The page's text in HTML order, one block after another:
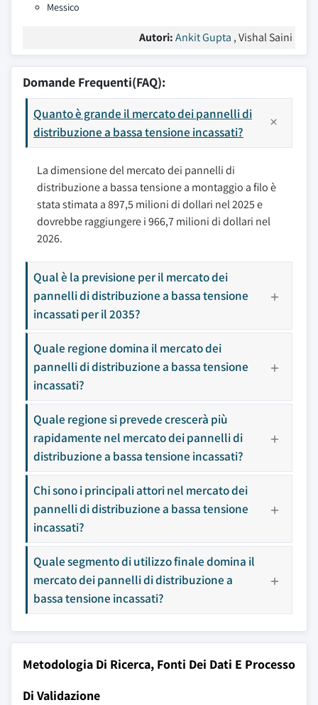
Messico
Autori:Ankit Gupta , Vishal Saini
Domande Frequenti(FAQ):
Quanto è grande il mercato dei pannelli di
distribuzione a bassa tensione incassati?
La dimensione del mercato dei pannelli di
distribuzione a bassa tensione a montaggio a filo è
stata stimata a 897,5 milioni di dollari nel 2025 e
dovrebbe raggiungere i 966,7 milioni di dollari nel
2026.
Qual è la previsione per il mercato dei
pannelli di distribuzione a bassa tensione
incassati per il 2035?
Quale regione domina il mercato dei
pannelli di distribuzione a bassa tensione
incassati?
Quale regione si prevede crescerà più
rapidamente nel mercato dei pannelli di
distribuzione a bassa tensione incassati?
Chi sono i principali attori nel mercato dei
pannelli di distribuzione a bassa tensione
incassati?
Quale segmento di utilizzo finale domina il
mercato dei pannelli di distribuzione a
bassa tensione incassati?
Metodologia Di Ricerca, Fonti Dei Dati E Processo
Di Validazione